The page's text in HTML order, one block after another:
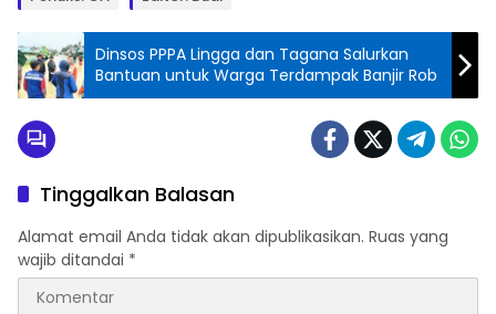
Dinsos PPPA Lingga dan Tagana Salurkan
Bantuan untuk Warga Terdampak Banjir Rob
Tinggalkan Balasan
Alamat email Anda tidak akan dipublikasikan. Ruas yang
wajib ditandai *